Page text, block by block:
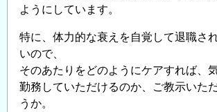
ようにしています。
特に、体力的な衰えを自覚して退職さ
いので、
そのあたりをどのようにケアすれば、
勤務していただけるのか、ご教示いた
うか。